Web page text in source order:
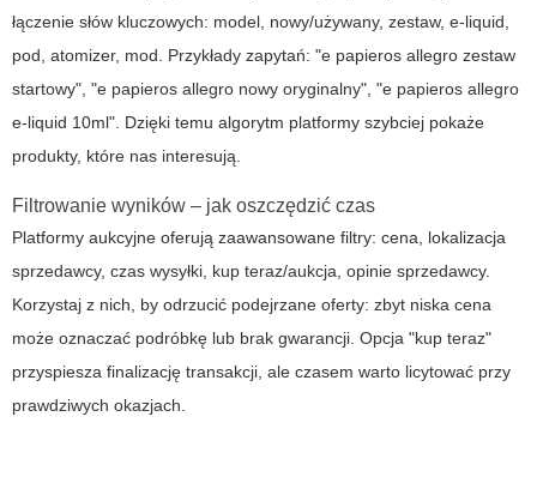
łączenie słów kluczowych: model, nowy/używany, zestaw, e-liquid,
pod, atomizer, mod. Przykłady zapytań: "e papieros allegro zestaw
startowy", "e papieros allegro nowy oryginalny", "e papieros allegro
e-liquid 10ml". Dzięki temu algorytm platformy szybciej pokaże
produkty, które nas interesują.
Filtrowanie wyników – jak oszczędzić czas
Platformy aukcyjne oferują zaawansowane filtry: cena, lokalizacja
sprzedawcy, czas wysyłki, kup teraz/aukcja, opinie sprzedawcy.
Korzystaj z nich, by odrzucić podejrzane oferty: zbyt niska cena
może oznaczać podróbkę lub brak gwarancji. Opcja "kup teraz"
przyspiesza finalizację transakcji, ale czasem warto licytować przy
prawdziwych okazjach.